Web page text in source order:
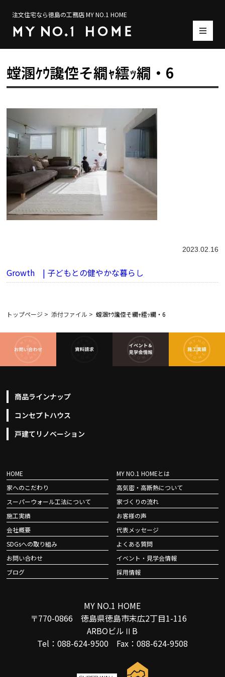
注文住宅なら徳島の工務店 MY NO.1 HOME
螳溷ｹｳ讒倥そ繝ｬ繧ｯ繝・6
2023.02.16
Growth | 子どもとの健やかな暮らし
トップページ > 添付ファイル > 螳溷ｹｳ讒倥そ繝ｬ繧ｯ繝・6
商品ラインナップ
コンセプトハウス
戸建てリノベーション
HOME
MY NO.1 HOMEとは
家へのこだわり
高気密・高断熱について
スーパーウォール工法について
家づくりの流れ
施工実績
お客様の声
会社概要
代表メッセージ
SDGsへの取り組み
よくある質問
お問い合わせ
イベント・見学会情報
ブログ
採用情報
MY NO.1 HOME
〒770-0866 徳島県徳島市末広2丁目1-116
ARBOビルⅡB
Tel：088-624-9500 Fax：088-624-9508